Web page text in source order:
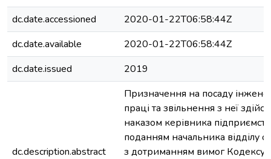
dc.date.accessioned
2020-01-22T06:58:44Z
dc.date.available
2020-01-22T06:58:44Z
dc.date.issued
2019
dc.description.abstract
Призначення на посаду
праці та звільнення з неї
наказом керівника
поданням начальника відділу
з дотриманням вимог Кодексу